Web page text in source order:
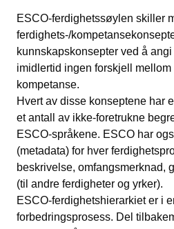
ESCO-ferdighetssøylen skiller
ferdighets-/
kunnskapskonsepter ved å
imidlertid ingen forskjell mellom
kompetanse.
Hvert av disse konseptene har
et antall av ikke-foretrukne
ESCO-språkene. ESCO har
(metadata) for hver
beskrivelse, omfangsmerknad,
(til andre ferdigheter og yrker).
ESCO-ferdighetshierarkiet er i
forbedringsprosess. Del